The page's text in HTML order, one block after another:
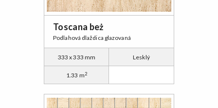
Toscana beż
Podlahová dlaždica glazovaná
333 x 333 mm Lesklý
1.33 m2